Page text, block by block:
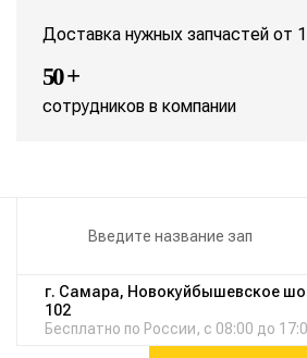
Доставка нужных запчастей от
50 +
сотрудников в компании
г. Самара, Новокуйбышевское
102
Бесплатно по России, с 08:00 до